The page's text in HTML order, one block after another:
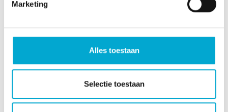
Marketing
Alles toestaan
Selectie toestaan
Modulair pakket thuis
Welzijn
Alzheimer Café en Trefpunt
Haags ontmoeten